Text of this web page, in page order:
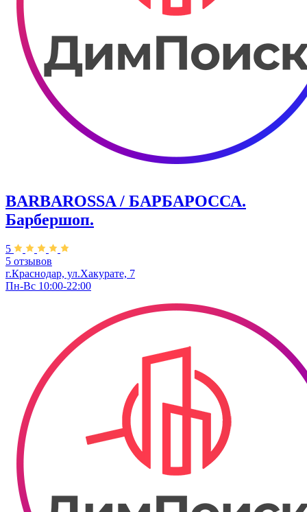
BARBAROSSA / БАРБАРОССА.
Барбершоп.
5
5 отзывов
г.Краснодар, ул.Хакурате, 7
Пн-Вс 10:00-22:00